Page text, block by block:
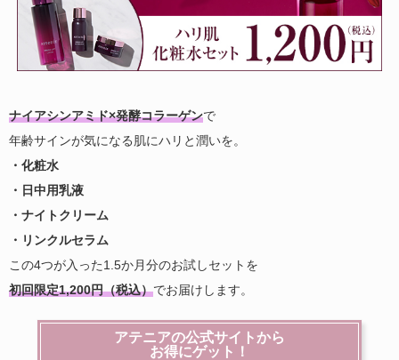
ナイアシンアミド×発酵コラーゲンで
年齢サインが気になる肌にハリと潤いを。
・化粧水
・日中用乳液
・ナイトクリーム
・リンクルセラム
この4つが入った1.5か月分のお試しセットを
初回限定1,200円（税込）でお届けします。
アテニアの公式サイトから
お得にゲット！